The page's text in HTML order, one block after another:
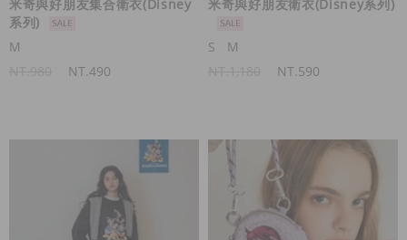
米奇與好朋友集合衛衣(Disney
系列)
M
NT.490
米奇與好朋友衛衣(Disney系列)
S
M
NT.590